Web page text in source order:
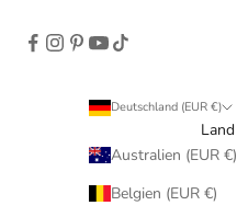
Deutschland (EUR €)
Land
Australien (EUR €)
Belgien (EUR €)